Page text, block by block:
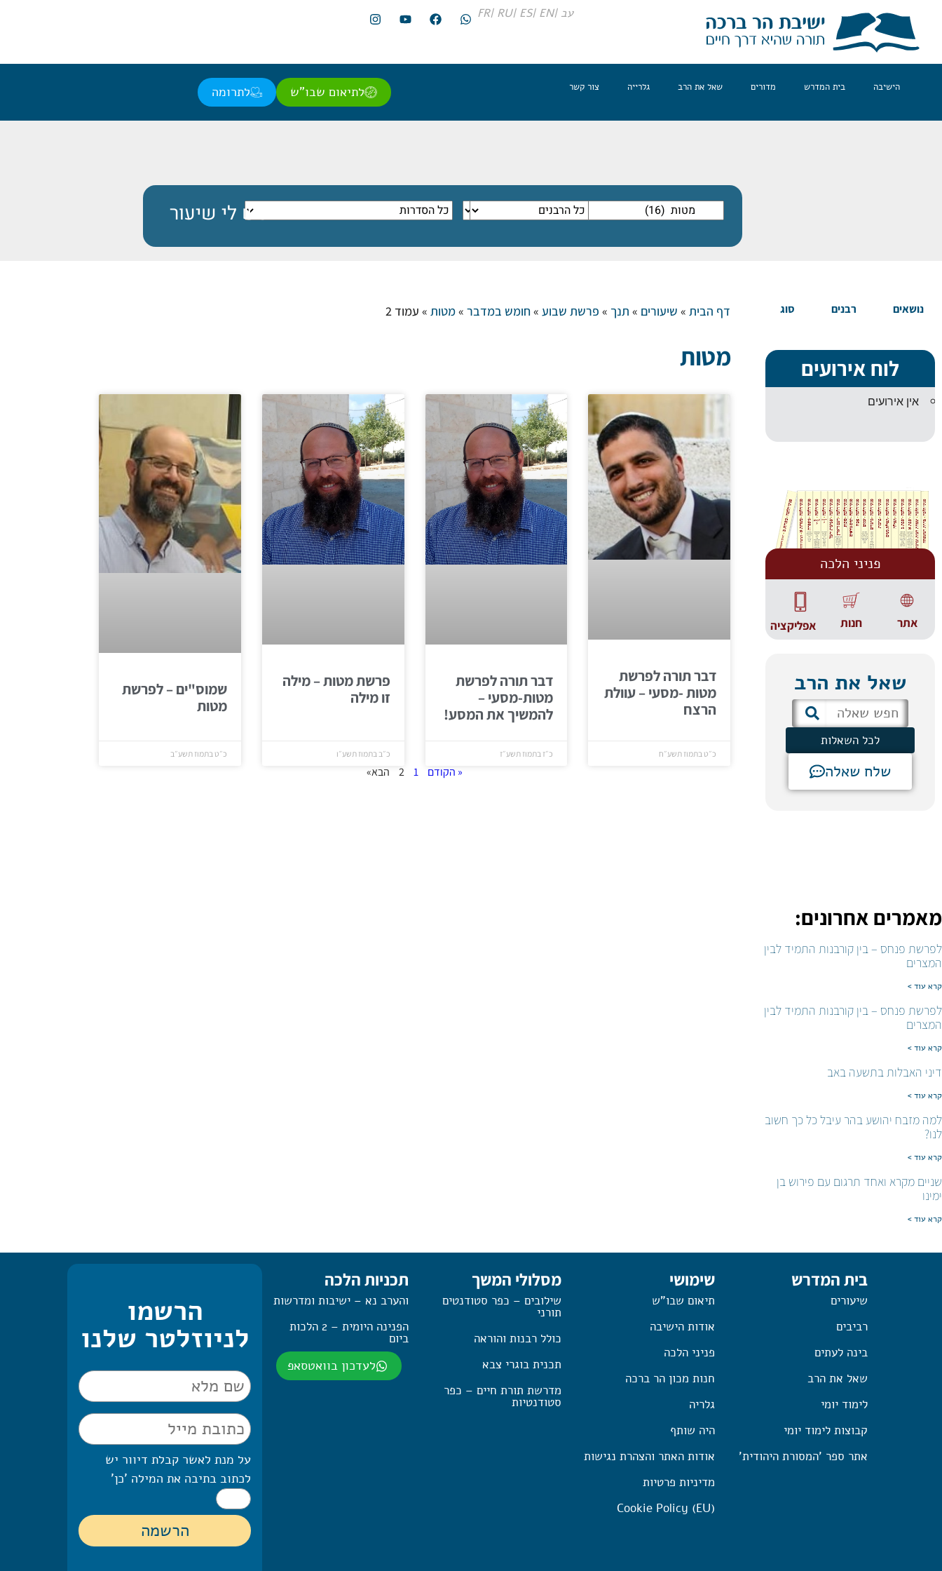
עב |EN |
ES |
RU |
FR
הישיבה בית המדרש מדורים שאל את הרב גלרייה צור קשר לתיאום שבו"ש לתרומה
נושאים רבנים סוג
לוח אירועים
אין אירועים
פניני הלכה
אתר חנות אפליקציה
שאל את הרב
לכל השאלות
שלח שאלה
מאמרים אחרונים:
לפרשת פנחס – בין קורבנות התמיד לבין
המצרים
קרא עוד >
לפרשת פנחס – בין קורבנות התמיד לבין
המצרים
קרא עוד >
דיני האבלות בתשעה באב
קרא עוד >
למה מזבח יהושע בהר עיבל כל כך חשוב
לנו?
קרא עוד >
שניים מקרא ואחד תרגום עם פירוש בן
ימינו
קרא עוד >
דף הבית» שיעורים » תנך » פרשת שבוע»חומש במדבר»מטות» עמוד 2
מטות
דבר תורה לפרשת
מטות -מסעי – עוולת
הרצח
כ״ט בתמוז תשע״ח
דבר תורה לפרשת
מטות-מסעי –
להמשיך את המסע!
כ״ז בתמוז תשע״ז
פרשת מטות – מילה
זו מילה
כ״ב בתמוז תשע״ו
שמוס"ים – לפרשת
מטות
כ״ט בתמוז תשע״ב
« הקודם 1
2 הבא»
בית המדרש
שיעורים
רביבים
בינה לעתים
שאל את הרב
לימוד יומי
קבוצות לימוד יומי
אתר ספר 'המסורת היהודית'
שימושי
תיאום שבו"ש
אודות הישיבה
פניני הלכה
חנות מכון הר ברכה
גלריה
היה שותף
אודות האתר והצהרת נגישות
מדיניות פרטיות
Cookie Policy (EU)
מסלולי המשך
שילובים – כפר סטודנטים
תורני
כולל רבנות והוראה
תכנית בוגרי צבא
מדרשת תורת חיים – כפר
סטודנטיות
תכניות הלכה
והערב נא – ישיבות ומדרשות
הפנינה היומית – 2 הלכות
ביום
לעדכון בוואטסאפ
הרשמו
לניוזלטר שלנו
על מנת לאשר קבלת דיוור יש
לכתוב בתיבה את המילה 'כן'